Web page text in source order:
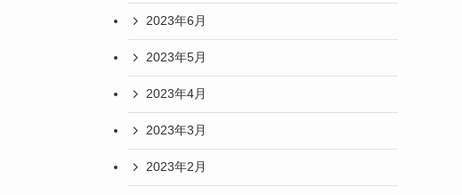
2023年6月
2023年5月
2023年4月
2023年3月
2023年2月